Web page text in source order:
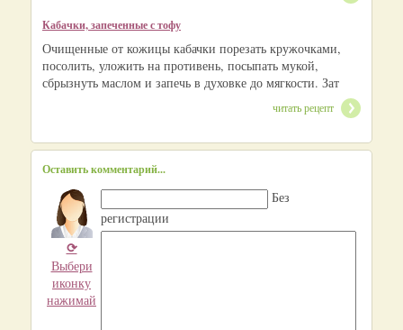
Кабачки, запеченные с тофу
Очищенные от кожицы кабачки порезать кружочками,
посолить, уложить на противень, посыпать мукой,
сбрызнуть маслом и запечь в духовке до мягкости. Зат
читать рецепт
Оставить комментарий...
⟳
Выбери
иконку
нажимай
Без
регистрации